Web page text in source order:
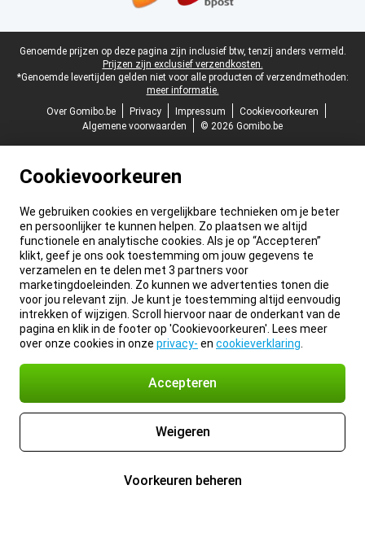
Juridische voettekst
Genoemde prijzen op deze pagina zijn inclusief btw, tenzij anders vermeld.
Prijzen zijn exclusief verzendkosten.
*Genoemde levertijden gelden niet voor alle producten of verzendmethoden:
meer informatie.
Over Gomibo.be
Privacy Impressum
Cookievoorkeuren
Algemene voorwaarden
© 2026 Gomibo.be
Cookievoorkeuren
We gebruiken cookies en vergelijkbare technieken om je beter
en persoonlijker te kunnen helpen. Zo plaatsen we altijd
functionele en analytische cookies. Als je op “Accepteren”
klikt, geef je ons ook toestemming om jouw gegevens te
verzamelen en te delen met 3 partners voor
marketingdoeleinden. Zo kunnen we advertenties tonen die
voor jou relevant zijn. Je kunt je toestemming altijd eenvoudig
intrekken of wijzigen. Scroll hiervoor naar de onderkant van de
pagina en klik in de footer op 'Cookievoorkeuren'. Lees meer
over onze cookies in onze privacy- en cookieverklaring
Accepteren
Weigeren
Voorkeuren beheren